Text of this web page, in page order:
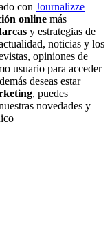
con Journalizze
online más
y estrategias de
noticias y los
opiniones de
usuario para acceder
deseas estar
, puedes
novedades y